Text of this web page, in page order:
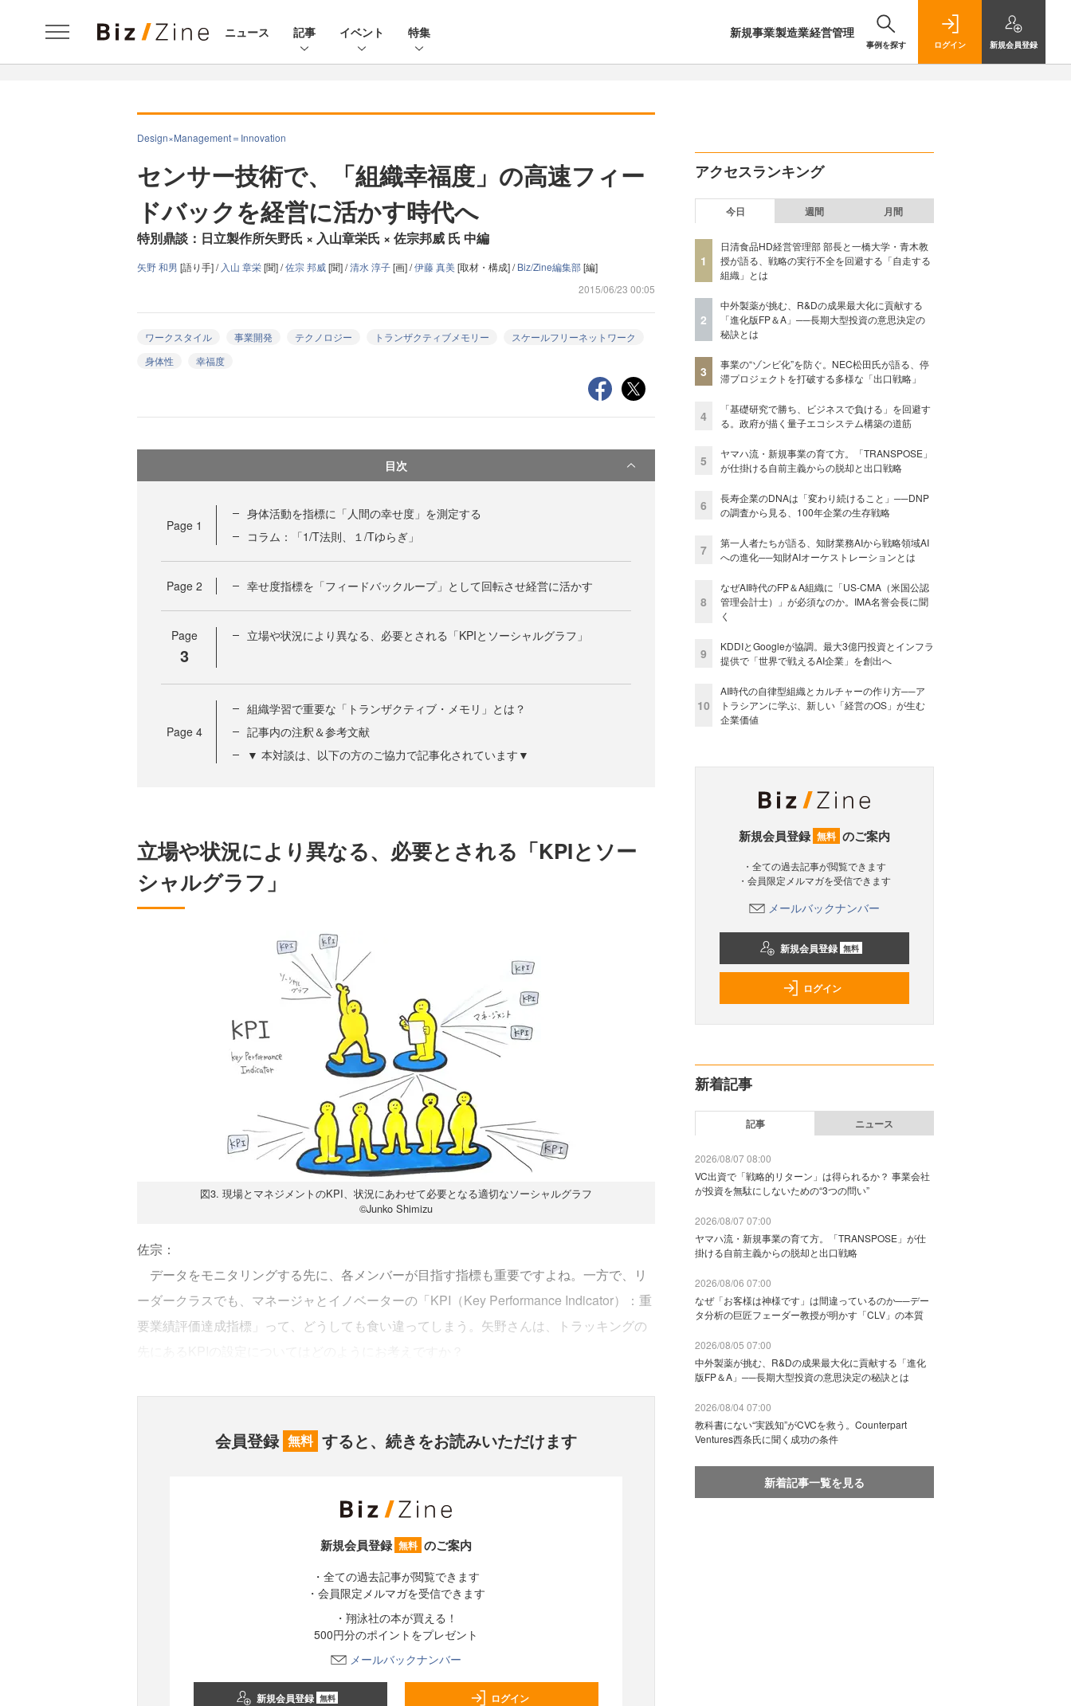
ニュース 記事 イベント 特集 新規事業製造業経営管理
事例を探す ログイン 新規会員登録
Design×Management＝Innovation
センサー技術で、「組織幸福度」の高速フィー
ドバックを経営に活かす時代へ
特別鼎談：日立製作所矢野氏 × 入山章栄氏 × 佐宗邦威 氏 中編
矢野 和男 [語り手] / 入山 章栄[聞] /佐宗 邦威[聞] /清水 淳子[画] /伊藤 真美[取材・構成] /Biz/Zine編集部[編]
2015/06/23 00:05
ワークスタイル 事業開発 テクノロジー トランザクティブメモリー
スケールフリーネットワーク
身体性
幸福度
目次
Page 1
身体活動を指標に「人間の幸せ度」を測定する
コラム：「1/T法則、１/Tゆらぎ」
Page 2 幸せ度指標を「フィードバックループ」として回転させ経営に活かす
Page
3
立場や状況により異なる、必要とされる「KPIとソーシャルグラフ」
Page 4
組織学習で重要な「トランザクティブ・メモリ」とは？
記事内の注釈＆参考文献
▼ 本対談は、以下の方のご協力で記事化されています▼
立場や状況により異なる、必要とされる「KPIとソー
シャルグラフ」
図3. 現場とマネジメントのKPI、状況にあわせて必要となる適切なソーシャルグラフ
©Junko Shimizu
佐宗：
データをモニタリングする先に、各メンバーが目指す指標も重要ですよね。一方で、リ
ーダークラスでも、マネージャとイノベーターの「KPI（Key Performance Indicator）：重
要業績評価達成指標」って、どうしても食い違ってしまう。矢野さんは、トラッキングの
会員登録 無料 すると、続きをお読みいただけます
新規会員登録 無料 のご案内
・全ての過去記事が閲覧できます
・会員限定メルマガを受信できます
・翔泳社の本が買える！
500円分のポイントをプレゼント
メールバックナンバー
新規会員登録 無料 ログイン
アクセスランキング
今日 週間 月間
1
日清食品HD経営管理部 部長と一橋大学・青木教
授が語る、戦略の実行不全を回避する「自走する
組織」とは
2
中外製薬が挑む、R&Dの成果最大化に貢献する
「進化版FP＆A」──長期大型投資の意思決定の
秘訣とは
3
事業の“ゾンビ化”を防ぐ。NEC松田氏が語る、停
滞プロジェクトを打破する多様な「出口戦略」
4
「基礎研究で勝ち、ビジネスで負ける」を回避す
る。政府が描く量子エコシステム構築の道筋
5
ヤマハ流・新規事業の育て方。「TRANSPOSE」
が仕掛ける自前主義からの脱却と出口戦略
6
長寿企業のDNAは「変わり続けること」──DNP
の調査から見る、100年企業の生存戦略
7
第一人者たちが語る、知財業務AIから戦略領域AI
への進化──知財AIオーケストレーションとは
8
なぜAI時代のFP＆A組織に「US-CMA（米国公認
管理会計士）」が必須なのか。IMA名誉会長に聞
く
9
KDDIとGoogleが協調。最大3億円投資とインフラ
提供で「世界で戦えるAI企業」を創出へ
10
AI時代の自律型組織とカルチャーの作り方──ア
トラシアンに学ぶ、新しい「経営のOS」が生む
企業価値
新規会員登録 無料 のご案内
・全ての過去記事が閲覧できます
・会員限定メルマガを受信できます
メールバックナンバー
新規会員登録 無料
ログイン
新着記事
記事 ニュース
2026/08/07 08:00
VC出資で「戦略的リターン」は得られるか？ 事業会社
が投資を無駄にしないための“3つの問い”
2026/08/07 07:00
ヤマハ流・新規事業の育て方。「TRANSPOSE」が仕
掛ける自前主義からの脱却と出口戦略
2026/08/06 07:00
なぜ「お客様は神様です」は間違っているのか──デー
タ分析の巨匠フェーダー教授が明かす「CLV」の本質
2026/08/05 07:00
中外製薬が挑む、R&Dの成果最大化に貢献する「進化
版FP＆A」──長期大型投資の意思決定の秘訣とは
2026/08/04 07:00
教科書にない“実践知”がCVCを救う。Counterpart
Ventures西条氏に聞く成功の条件
新着記事一覧を見る